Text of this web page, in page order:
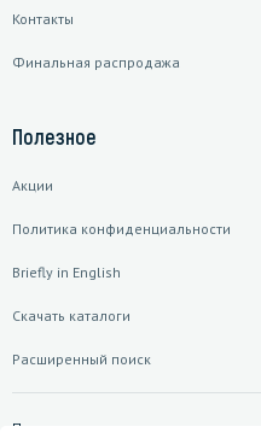
Контакты
Финальная распродажа
Полезное
Акции
Политика конфиденциальности
Briefly in English
Скачать каталоги
Расширенный поиск
Подписаться на рассылку